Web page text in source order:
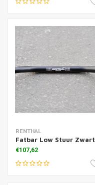
RENTHAL
Fatbar Low Stuur Zwart
€107,62